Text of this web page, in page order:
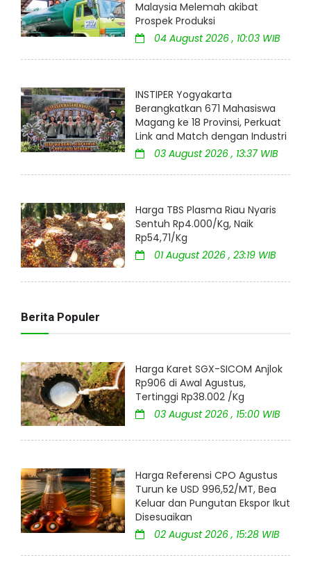
Malaysia Melemah akibat
Prospek Produksi
04 August 2026 , 10:03 WIB
INSTIPER Yogyakarta
Berangkatkan 671 Mahasiswa
Magang ke 18 Provinsi, Perkuat
Link and Match dengan Industri
03 August 2026 , 13:37 WIB
Harga TBS Plasma Riau Nyaris
Sentuh Rp4.000/Kg, Naik
Rp54,71/Kg
01 August 2026 , 23:19 WIB
Berita Populer
Harga Karet SGX-SICOM Anjlok
Rp906 di Awal Agustus,
Tertinggi Rp38.002 /Kg
03 August 2026 , 15:00 WIB
Harga Referensi CPO Agustus
Turun ke USD 996,52/MT, Bea
Keluar dan Pungutan Ekspor Ikut
Disesuaikan
02 August 2026 , 15:28 WIB